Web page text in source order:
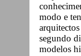
modo e
segundo
modelos